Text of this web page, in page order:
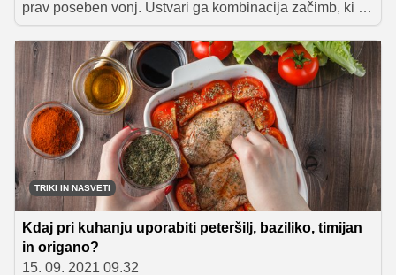
prav poseben vonj. Ustvari ga kombinacija začimb, ki jih
lahko uporabimo tako za pripravo številnih tipičnih
prazničnih jedi, posladkov in napitkov, kot tudi pri
dekoraciji prazničnih aranžmajev in božičnega drevesa.
Uporabimo jih lahko posebej ali pa iz njih pripravimo
odlično mešanico ter jo umestimo v praznične recepte.
Preverite, katere začimbe morajo biti decembra obvezna
sestavina v vašem domu!
TRIKI IN NASVETI
Kdaj pri kuhanju uporabiti peteršilj, baziliko, timijan
in origano?
15. 09. 2021 09.32